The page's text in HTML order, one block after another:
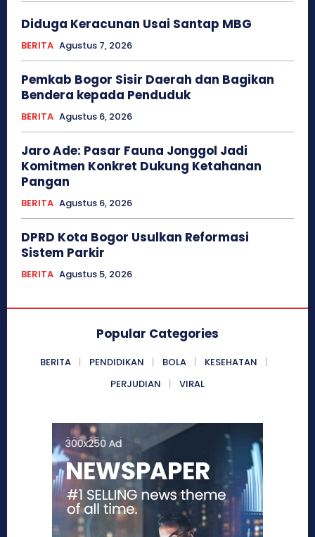
Diduga Keracunan Usai Santap MBG
BERITA Agustus 7, 2026
Pemkab Bogor Sisir Daerah dan Bagikan
Bendera kepada Penduduk
BERITA Agustus 6, 2026
Jaro Ade: Pasar Fauna Jonggol Jadi
Komitmen Konkret Dukung Ketahanan
Pangan
BERITA Agustus 6, 2026
DPRD Kota Bogor Usulkan Reformasi
Sistem Parkir
BERITA Agustus 5, 2026
Popular Categories
BERITA PENDIDIKAN BOLA
KESEHATAN
PERJUDIAN
VIRAL